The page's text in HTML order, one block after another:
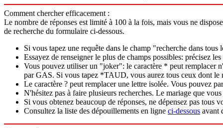
Comment chercher efficacement :
Le nombre de réponses est limité à 100 à la fois, mais vous ne
de recherche du formulaire ci-dessous.
Si vous tapez une requête dans le champ "recherche dans
Essayez de renseigner le plus de champs possibles: précisez
Vous pouvez utiliser un "joker": le caractère * peut remplacer
par GAS. Si vous tapez *TAUD, vous aurez tous ceux dont le
Le caractère ? peut remplacer une lettre isolée. Vous pouvez
N'hésitez pas à faire plusieurs recherches. Le mariage que
Si vous obtenez beaucoup de réponses, ne dépensez pas
Consultez la liste des dépouillements en ligne ci-dessous avant